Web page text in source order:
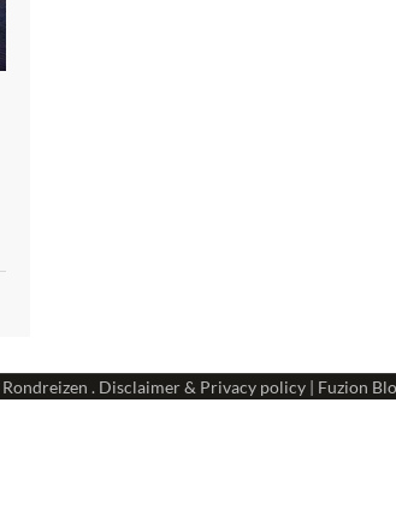
Rondreizen . Disclaimer & Privacy policy| Fuzion